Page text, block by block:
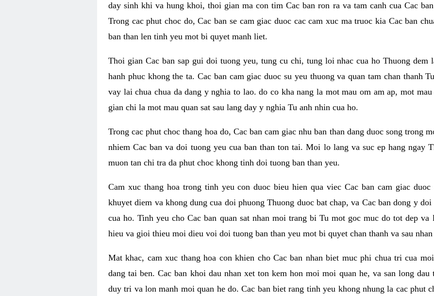
day sinh khi va hung khoi, thoi gian ma con tim Cac ban ron ra va tam canh cua Cac
Trong cac phut choc do, Cac ban se cam giac duoc cac cam xuc ma truoc kia Cac ban
ban than len tinh yeu mot bi quyet manh liet.
Thoi gian Cac ban sap gui doi tuong yeu, tung cu chi, tung loi nhac cua ho Thuong dem
hanh phuc khong the ta. Cac ban cam giac duoc su yeu thuong va quan tam chan thanh
vay lai chua chua da dang y nghia to lao. do co kha nang la mot mau om am ap, mot
gian chi la mot mau quan sat sau lang day y nghia Tu anh nhin cua ho.
Trong cac phut choc thang hoa do, Cac ban cam giac nhu ban than dang duoc song trong
nhiem Cac ban va doi tuong yeu cua ban than ton tai. Moi lo lang va suc ep hang ngay
muon tan chi tra da phut choc khong tinh doi tuong ban than yeu.
Cam xuc thang hoa trong tinh yeu con duoc bieu hien qua viec Cac ban cam giac
khuyet diem va khong dung cua doi phuong Thuong duoc bat chap, va Cac ban dong y
cua ho. Tinh yeu cho Cac ban quan sat nhan moi trang bi Tu mot goc muc do tot dep va
hieu va gioi thieu moi dieu voi doi tuong ban than yeu mot bi quyet chan thanh va sau nhan
Mat khac, cam xuc thang hoa con khien cho Cac ban nhan biet muc phi chua tri cua
dang tai ben. Cac ban khoi dau nhan xet ton kem hon moi moi quan he, va san long
duy tri va lon manh moi quan he do. Cac ban biet rang tinh yeu khong nhung la cac phut